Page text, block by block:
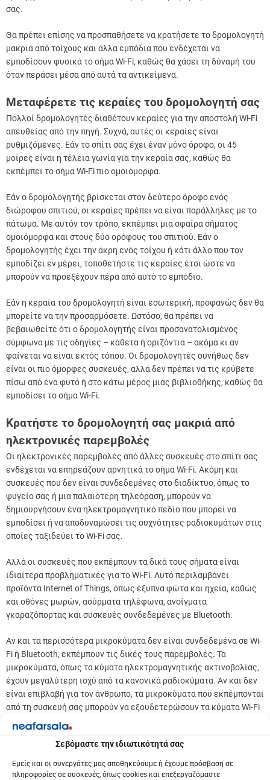
Σεβόμαστε την ιδιωτικότητά σας
Εμείς και οι συνεργάτες μας αποθηκεύουμε ή έχουμε πρόσβαση σε
πληροφορίες σε συσκευές, όπως cookies και επεξεργαζόμαστε
σας.
Θα πρέπει επίσης να προσπαθήσετε να κρατήσετε το δρομολογητή
μακριά από τοίχους και άλλα εμπόδια που ενδέχεται να
εμποδίσουν φυσικά το σήμα Wi-Fi, καθώς θα χάσει τη δύναμή του
όταν περάσει μέσα από αυτά τα αντικείμενα.
Μεταφέρετε τις κεραίες του δρομολογητή σας
Πολλοί δρομολογητές διαθέτουν κεραίες για την αποστολή Wi-Fi
απευθείας από την πηγή. Συχνά, αυτές οι κεραίες είναι
ρυθμιζόμενες. Εάν το σπίτι σας έχει έναν μόνο όροφο, οι 45
μοίρες είναι η τέλεια γωνία για την κεραία σας, καθώς θα
εκπέμπει το σήμα Wi-Fi πιο ομοιόμορφα.
Εάν ο δρομολογητής βρίσκεται στον δεύτερο όροφο ενός
διώροφου σπιτιού, οι κεραίες πρέπει να είναι παράλληλες με το
πάτωμα. Με αυτόν τον τρόπο, εκπέμπει μια σφαίρα σήματος
ομοιόμορφα και στους δύο ορόφους του σπιτιού. Εάν ο
δρομολογητής έχει την άκρη ενός τοίχου ή κάτι άλλο που τον
εμποδίζει εν μέρει, τοποθετήστε τις κεραίες έτσι ώστε να
μπορούν να προεξέχουν πέρα από αυτό το εμπόδιο.
Εάν η κεραία του δρομολογητή είναι εσωτερική, προφανώς δεν θα
μπορείτε να την προσαρμόσετε. Ωστόσο, θα πρέπει να
βεβαιωθείτε ότι ο δρομολογητής είναι προσανατολισμένος
σύμφωνα με τις οδηγίες – κάθετα ή οριζόντια – ακόμα κι αν
φαίνεται να είναι εκτός τόπου. Οι δρομολογητές συνήθως δεν
είναι οι πιο όμορφες συσκευές, αλλά δεν πρέπει να τις κρύβετε
πίσω από ένα φυτό ή στο κάτω μέρος μιας βιβλιοθήκης, καθώς θα
εμποδίσει το σήμα Wi-Fi.
Κρατήστε το δρομολογητή σας μακριά από
ηλεκτρονικές παρεμβολές
Οι ηλεκτρονικές παρεμβολές από άλλες συσκευές στο σπίτι σας
ενδέχεται να επηρεάζουν αρνητικά το σήμα Wi-Fi. Ακόμη και
συσκευές που δεν είναι συνδεδεμένες στο διαδίκτυο, όπως το
ψυγείο σας ή μια παλαιότερη τηλεόραση, μπορούν να
δημιουργήσουν ένα ηλεκτρομαγνητικό πεδίο που μπορεί να
εμποδίσει ή να αποδυναμώσει τις συχνότητες ραδιοκυμάτων στις
οποίες ταξιδεύει το Wi-Fi σας.
Αλλά οι συσκευές που εκπέμπουν τα δικά τους σήματα είναι
ιδιαίτερα προβληματικές για το Wi-Fi. Αυτό περιλαμβάνει
προϊόντα Internet of Things, όπως έξυπνα φώτα και ηχεία, καθώς
και οθόνες μωρών, ασύρματα τηλέφωνα, ανοίγματα
γκαραζόπορτας και συσκευές συνδεδεμένες με Bluetooth.
Αν και τα περισσότερα μικροκύματα δεν είναι συνδεδεμένα σε Wi-
Fi ή Bluetooth, εκπέμπουν τις δικές τους παρεμβολές. Τα
μικροκύματα, όπως τα κύματα ηλεκτρομαγνητικής ακτινοβολίας,
έχουν μεγαλύτερη ισχύ από τα κανονικά ραδιοκύματα. Αν και δεν
είναι επιβλαβή για τον άνθρωπο, τα μικροκύματα που εκπέμπονται
από τη συσκευή σας μπορούν να εξουδετερώσουν τα κύματα Wi-Fi
που προσπαθούν να περάσουν μεταξύ του δρομολογητή και της
Για να εξασφαλίσετε το ισχυρότερο δυνατό σήμα Wi-Fi, θα πρέπει
να διατηρείτε το δρομολογητή σας σε απόσταση 1,5 έως 2 μέτρων